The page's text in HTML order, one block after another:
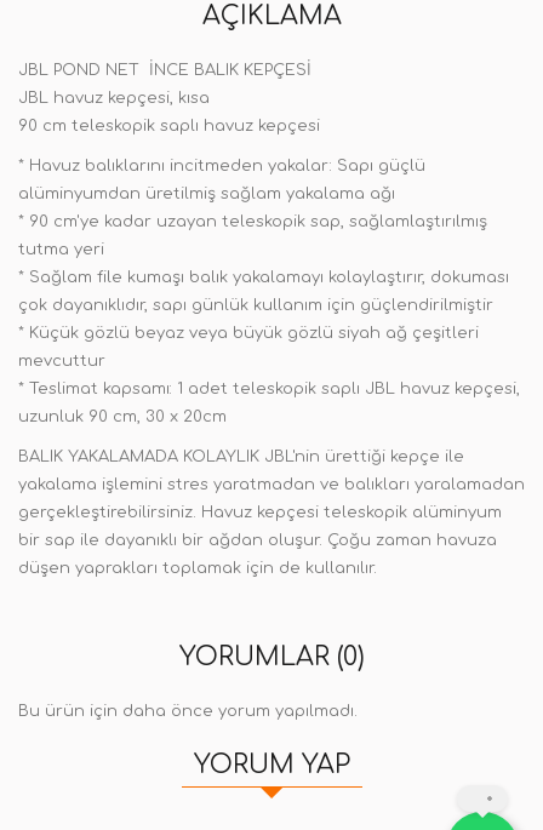
AÇIKLAMA
JBL POND NET İNCE BALIK KEPÇESİ
JBL havuz kepçesi, kısa
90 cm teleskopik saplı havuz kepçesi
* Havuz balıklarını incitmeden yakalar: Sapı güçlü
alüminyumdan üretilmiş sağlam yakalama ağı
* 90 cm'ye kadar uzayan teleskopik sap, sağlamlaştırılmış
tutma yeri
* Sağlam file kumaşı balık yakalamayı kolaylaştırır, dokuması
çok dayanıklıdır, sapı günlük kullanım için güçlendirilmiştir
* Küçük gözlü beyaz veya büyük gözlü siyah ağ çeşitleri
mevcuttur
* Teslimat kapsamı: 1 adet teleskopik saplı JBL havuz kepçesi,
uzunluk 90 cm, 30 x 20cm
BALIK YAKALAMADA KOLAYLIK JBL'nin ürettiği kepçe ile
yakalama işlemini stres yaratmadan ve balıkları yaralamadan
gerçekleştirebilirsiniz. Havuz kepçesi teleskopik alüminyum
bir sap ile dayanıklı bir ağdan oluşur. Çoğu zaman havuza
düşen yaprakları toplamak için de kullanılır.
YORUMLAR (0)
Bu ürün için daha önce yorum yapılmadı.
YORUM YAP